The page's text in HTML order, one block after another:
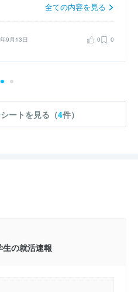
全ての内容を見る
9月13日 0 0
ートを見る（4件）
の就活速報